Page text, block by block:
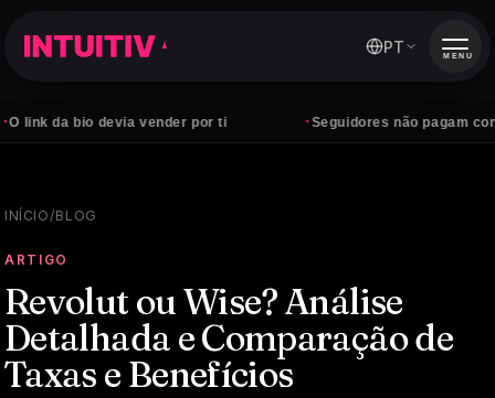
devia vender por ti Seguidores não pagam contas —
PT MENU
INÍCIO/BLOG
ARTIGO
Revolut ou Wise? Análise
Detalhada e Comparação de
Taxas e Benefícios